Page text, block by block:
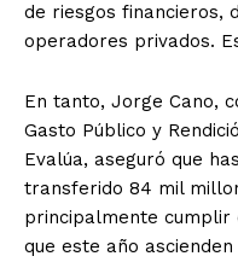
de riesgos financieros,
operadores privados.
En tanto, Jorge Cano,
Gasto Público y
Evalúa, aseguró que
transferido 84 mil
principalmente cumplir
que este año